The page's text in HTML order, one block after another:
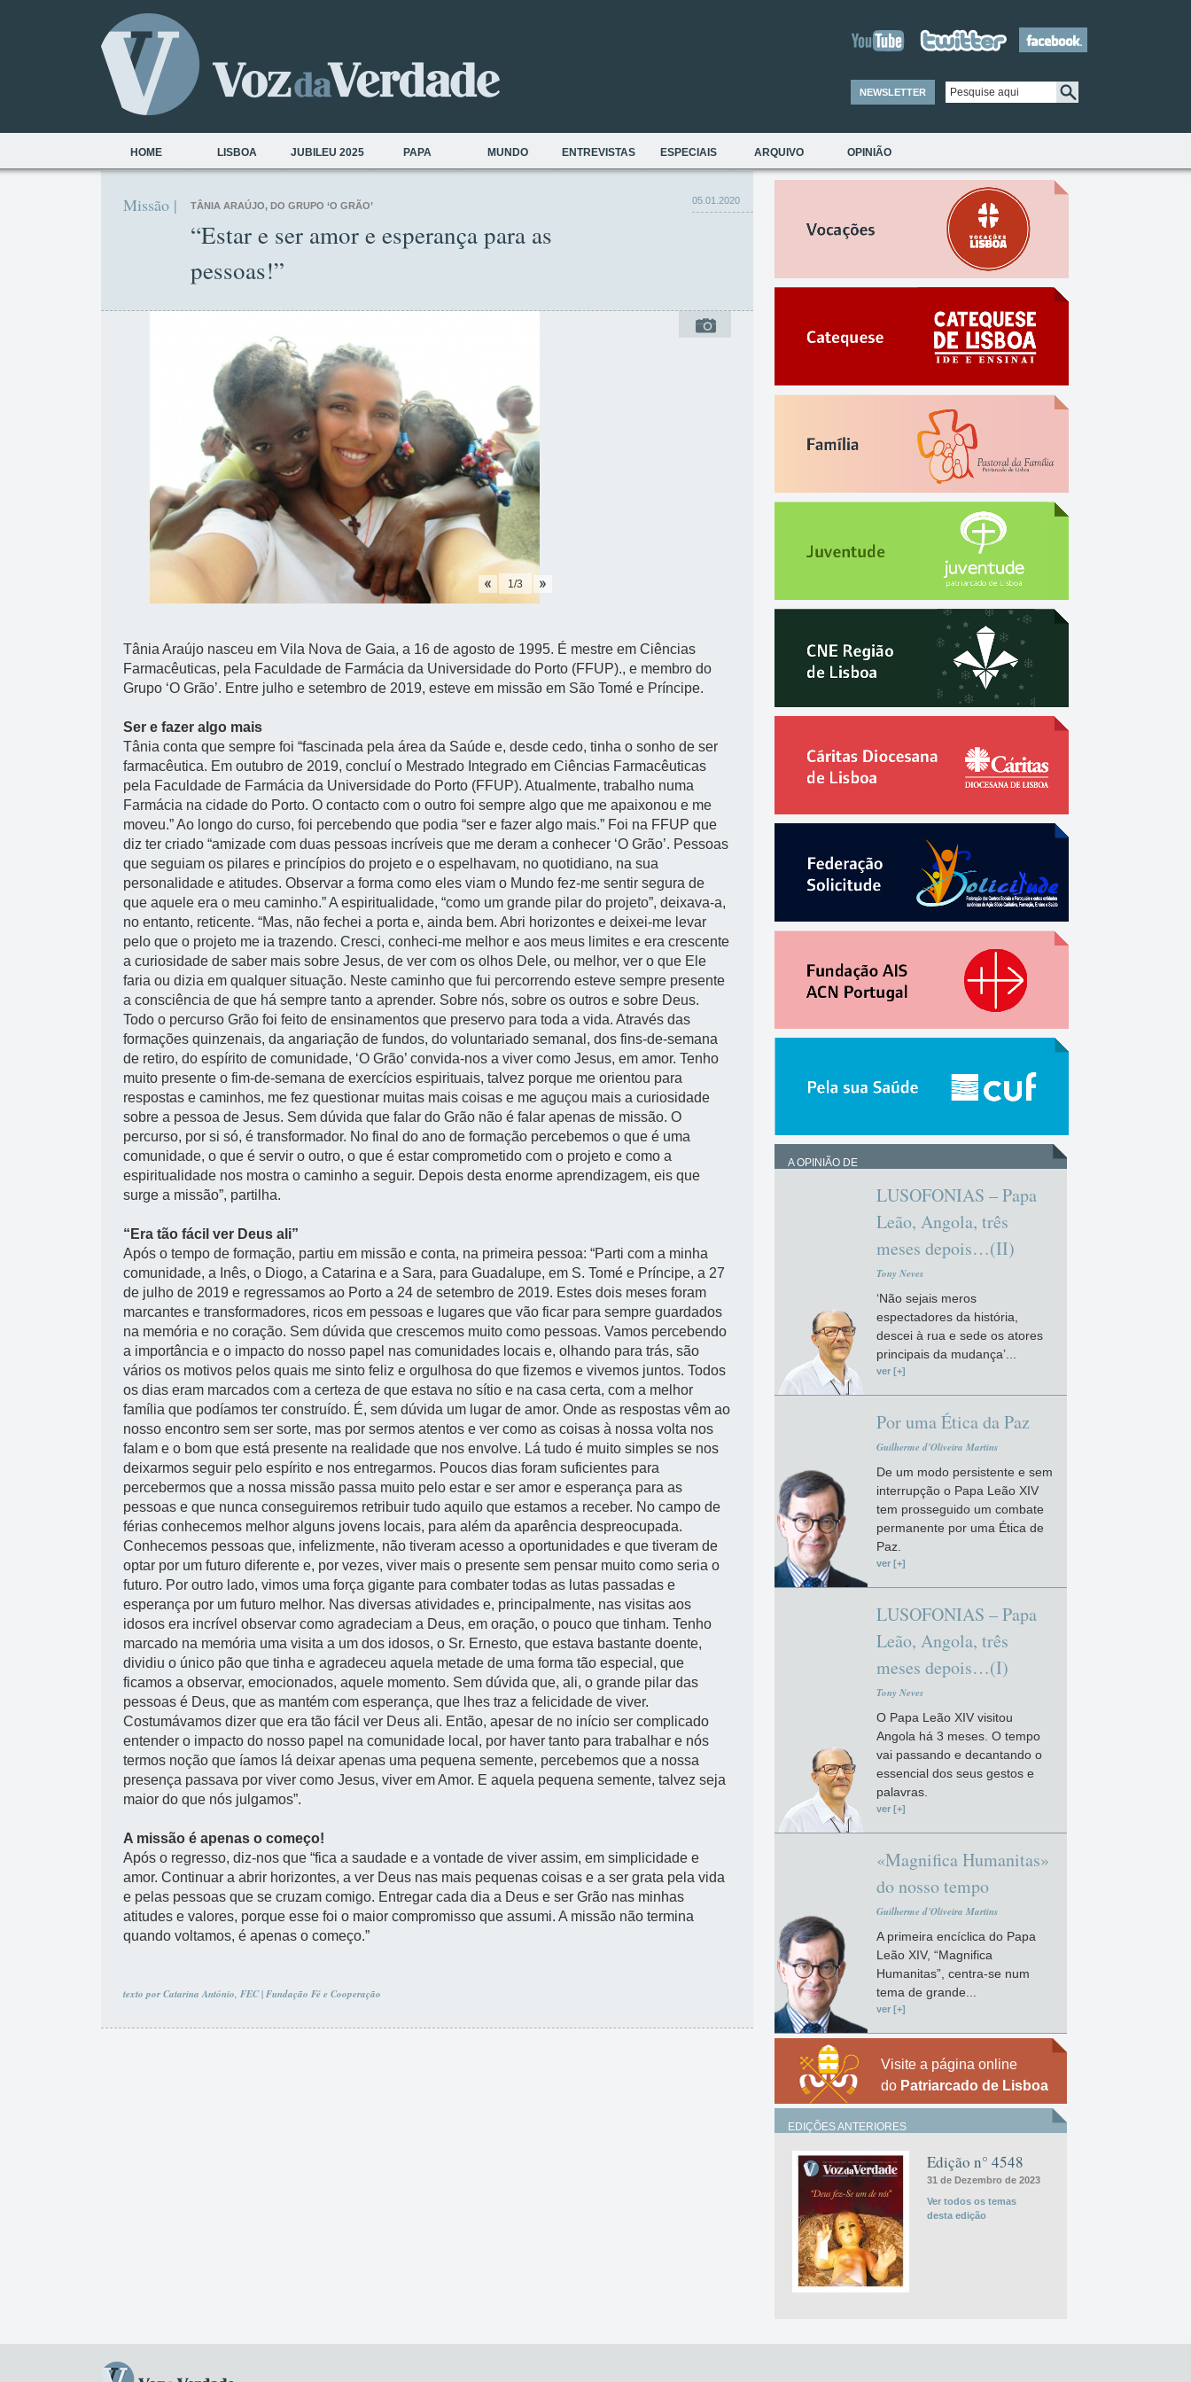
NEWSLETTER
HOME LISBOA JUBILEU 2025 PAPA MUNDO ENTREVISTAS ESPECIAIS ARQUIVO OPINIÃO
05.01.2020
Missão | TÂNIA ARAÚJO, DO GRUPO ‘O GRÃO’
“Estar e ser amor e esperança para as
pessoas!”
1/3
Tânia Araújo nasceu em Vila Nova de Gaia, a 16 de agosto de 1995. É mestre em Ciências
Farmacêuticas, pela Faculdade de Farmácia da Universidade do Porto (FFUP)., e membro do
Grupo ‘O Grão’. Entre julho e setembro de 2019, esteve em missão em São Tomé e Príncipe.
Ser e fazer algo mais
Tânia conta que sempre foi “fascinada pela área da Saúde e, desde cedo, tinha o sonho de ser
farmacêutica. Em outubro de 2019, concluí o Mestrado Integrado em Ciências Farmacêuticas
pela Faculdade de Farmácia da Universidade do Porto (FFUP). Atualmente, trabalho numa
Farmácia na cidade do Porto. O contacto com o outro foi sempre algo que me apaixonou e me
moveu.” Ao longo do curso, foi percebendo que podia “ser e fazer algo mais.” Foi na FFUP que
diz ter criado “amizade com duas pessoas incríveis que me deram a conhecer ‘O Grão’. Pessoas
que seguiam os pilares e princípios do projeto e o espelhavam, no quotidiano, na sua
personalidade e atitudes. Observar a forma como eles viam o Mundo fez-me sentir segura de
que aquele era o meu caminho.” A espiritualidade, “como um grande pilar do projeto”, deixava-a,
no entanto, reticente. “Mas, não fechei a porta e, ainda bem. Abri horizontes e deixei-me levar
pelo que o projeto me ia trazendo. Cresci, conheci-me melhor e aos meus limites e era crescente
a curiosidade de saber mais sobre Jesus, de ver com os olhos Dele, ou melhor, ver o que Ele
faria ou dizia em qualquer situação. Neste caminho que fui percorrendo esteve sempre presente
a consciência de que há sempre tanto a aprender. Sobre nós, sobre os outros e sobre Deus.
Todo o percurso Grão foi feito de ensinamentos que preservo para toda a vida. Através das
formações quinzenais, da angariação de fundos, do voluntariado semanal, dos fins-de-semana
de retiro, do espírito de comunidade, ‘O Grão’ convida-nos a viver como Jesus, em amor. Tenho
muito presente o fim-de-semana de exercícios espirituais, talvez porque me orientou para
respostas e caminhos, me fez questionar muitas mais coisas e me aguçou mais a curiosidade
sobre a pessoa de Jesus. Sem dúvida que falar do Grão não é falar apenas de missão. O
percurso, por si só, é transformador. No final do ano de formação percebemos o que é uma
comunidade, o que é servir o outro, o que é estar comprometido com o projeto e como a
espiritualidade nos mostra o caminho a seguir. Depois desta enorme aprendizagem, eis que
surge a missão”, partilha.
“Era tão fácil ver Deus ali”
Após o tempo de formação, partiu em missão e conta, na primeira pessoa: “Parti com a minha
comunidade, a Inês, o Diogo, a Catarina e a Sara, para Guadalupe, em S. Tomé e Príncipe, a 27
de julho de 2019 e regressamos ao Porto a 24 de setembro de 2019. Estes dois meses foram
marcantes e transformadores, ricos em pessoas e lugares que vão ficar para sempre guardados
na memória e no coração. Sem dúvida que crescemos muito como pessoas. Vamos percebendo
a importância e o impacto do nosso papel nas comunidades locais e, olhando para trás, são
vários os motivos pelos quais me sinto feliz e orgulhosa do que fizemos e vivemos juntos. Todos
os dias eram marcados com a certeza de que estava no sítio e na casa certa, com a melhor
família que podíamos ter construído. É, sem dúvida um lugar de amor. Onde as respostas vêm ao
nosso encontro sem ser sorte, mas por sermos atentos e ver como as coisas à nossa volta nos
falam e o bom que está presente na realidade que nos envolve. Lá tudo é muito simples se nos
deixarmos seguir pelo espírito e nos entregarmos. Poucos dias foram suficientes para
percebermos que a nossa missão passa muito pelo estar e ser amor e esperança para as
pessoas e que nunca conseguiremos retribuir tudo aquilo que estamos a receber. No campo de
férias conhecemos melhor alguns jovens locais, para além da aparência despreocupada.
Conhecemos pessoas que, infelizmente, não tiveram acesso a oportunidades e que tiveram de
optar por um futuro diferente e, por vezes, viver mais o presente sem pensar muito como seria o
futuro. Por outro lado, vimos uma força gigante para combater todas as lutas passadas e
esperança por um futuro melhor. Nas diversas atividades e, principalmente, nas visitas aos
idosos era incrível observar como agradeciam a Deus, em oração, o pouco que tinham. Tenho
marcado na memória uma visita a um dos idosos, o Sr. Ernesto, que estava bastante doente,
dividiu o único pão que tinha e agradeceu aquela metade de uma forma tão especial, que
ficamos a observar, emocionados, aquele momento. Sem dúvida que, ali, o grande pilar das
pessoas é Deus, que as mantém com esperança, que lhes traz a felicidade de viver.
Costumávamos dizer que era tão fácil ver Deus ali. Então, apesar de no início ser complicado
entender o impacto do nosso papel na comunidade local, por haver tanto para trabalhar e nós
termos noção que íamos lá deixar apenas uma pequena semente, percebemos que a nossa
presença passava por viver como Jesus, viver em Amor. E aquela pequena semente, talvez seja
maior do que nós julgamos”.
A missão é apenas o começo!
Após o regresso, diz-nos que “fica a saudade e a vontade de viver assim, em simplicidade e
amor. Continuar a abrir horizontes, a ver Deus nas mais pequenas coisas e a ser grata pela vida
e pelas pessoas que se cruzam comigo. Entregar cada dia a Deus e ser Grão nas minhas
atitudes e valores, porque esse foi o maior compromisso que assumi. A missão não termina
quando voltamos, é apenas o começo.”
texto por Catarina António, FEC | Fundação Fé e Cooperação
A OPINIÃO DE
LUSOFONIAS – Papa
Leão, Angola, três
meses depois…(II)
Tony Neves
‘Não sejais meros
espectadores da história,
descei à rua e sede os atores
principais da mudança’...
ver [+]
Por uma Ética da Paz
Guilherme d'Oliveira Martins
De um modo persistente e sem
interrupção o Papa Leão XIV
tem prosseguido um combate
permanente por uma Ética de
Paz.
ver [+]
LUSOFONIAS – Papa
Leão, Angola, três
meses depois…(I)
Tony Neves
O Papa Leão XIV visitou
Angola há 3 meses. O tempo
vai passando e decantando o
essencial dos seus gestos e
palavras.
ver [+]
«Magnifica Humanitas»
do nosso tempo
Guilherme d'Oliveira Martins
A primeira encíclica do Papa
Leão XIV, “Magnifica
Humanitas”, centra-se num
tema de grande...
ver [+]
Visite a página online
do Patriarcado de Lisboa
EDIÇÕES ANTERIORES
Edição n° 4548
31 de Dezembro de 2023
Ver todos os temas
desta edição